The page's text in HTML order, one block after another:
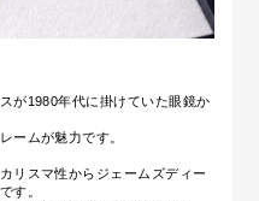
が1980年代に掛けていた眼鏡か
ームが魅力です。
リスマ性からジェームズディー
す。